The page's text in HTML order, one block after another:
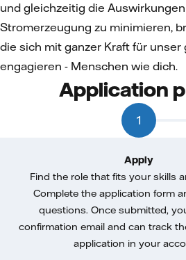
und gleichzeitig die
Stromerzeugung zu minimieren,
die sich mit ganzer Kraft für unser
engagieren - Menschen wie dich.
Application
1
Apply
Find the role that fits your skills
Complete the application form
questions. Once submitted,
confirmation email and can track
application in your